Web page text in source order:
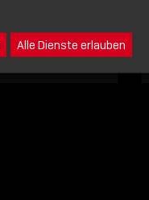
Alle Dienste erlauben